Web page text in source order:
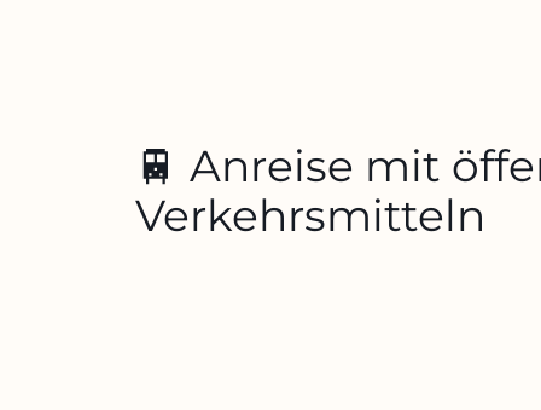
🚆 Anreise mit
Verkehrsmitteln